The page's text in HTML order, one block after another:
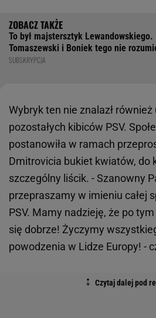
To był majstersztyk Lewandowskiego.
Tomaszewski i Boniek tego nie
SUBSKRYPCJA
Wybryk ten nie znalazł
pozostałych kibiców PSV.
postanowiła w ramach
Dmitrovicia bukiet kwiatów, do
szczególny liścik. - Szanowny
przepraszamy w imieniu całej
PSV. Mamy nadzieję, że po
się dobrze! Życzymy
powodzenia w Lidze Europy! -